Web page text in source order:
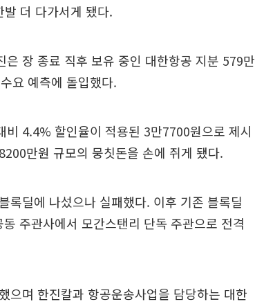
더 다가서게 됐다.
장 종료 직후 보유 중인 대한항공 지분 579만
요 예측에 돌입했다.
4.4% 할인율이 적용된 3만7700원으로 제시
만원 규모의 뭉칫돈을 손에 쥐게 됐다.
록딜에 나섰으나 실패했다. 이후 기존 블록딜
주관사에서 모간스탠리 단독 주관으로 전격
으며 한진칼과 항공운송사업을 담당하는 대한